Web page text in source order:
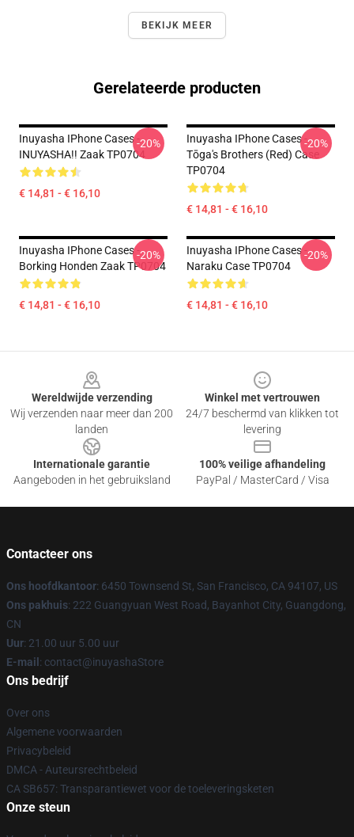
BEKIJK MEER
Gerelateerde producten
Inuyasha IPhone Cases -
INUYASHA!! Zaak TP0704
€ 14,81 - € 16,10
-20%
Inuyasha IPhone Cases -
Tōga's Brothers (red) Case
TP0704
€ 14,81 - € 16,10
-20%
Inuyasha IPhone Cases -
Borking Honden Zaak TP0704
€ 14,81 - € 16,10
-20%
Inuyasha IPhone Cases -
Naraku Case TP0704
€ 14,81 - € 16,10
-20%
Wereldwijde verzending
Wij verzenden naar meer dan 200
landen
Winkel met vertrouwen
24/7 beschermd van klikken tot
levering
Internationale garantie
Aangeboden in het gebruiksland
100% veilige afhandeling
PayPal / MasterCard / Visa
Contacteer ons
Ons hoofdkantoor: 6450 Townsend St, San Francisco, CA 94107, US
Ons pakhuis: 222 Guangyuan West Road, Bayanhot City, Guangdong,
CN
Uur: 21.00 uur 5.00 uur
E-mail : contact@inuyashaStore
Ons bedrijf
Over ons
Algemene voorwaarden
Privacybeleid
DMCA - Auteursrechtbeleid
CA SB657: Transparantiewet voor de toeleveringsketen
Onze steun